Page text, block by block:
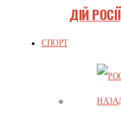
ДІЙ РОСІЇ
СПОРТ